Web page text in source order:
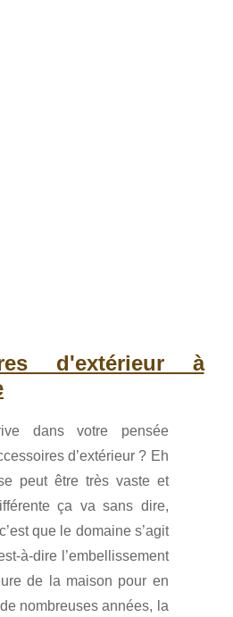
d'extérieur à
dans votre pensée
d’extérieur ? Eh
peut être très vaste et
ça va sans dire,
que le domaine s’agit
à-dire l’embellissement
de la maison pour en
nombreuses années, la